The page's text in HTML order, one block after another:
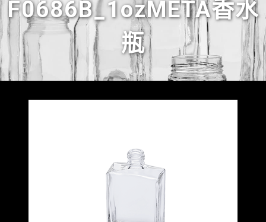
F0686B_1ozMETA香水
瓶